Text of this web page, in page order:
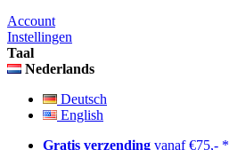
Account
Instellingen
Taal
Nederlands
Deutsch
English
Gratis verzending vanaf €75,- *